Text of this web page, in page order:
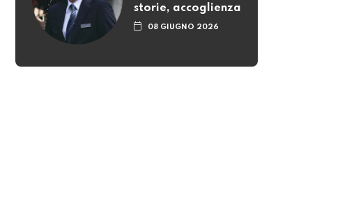
storie, accoglienza
08 GIUGNO 2026